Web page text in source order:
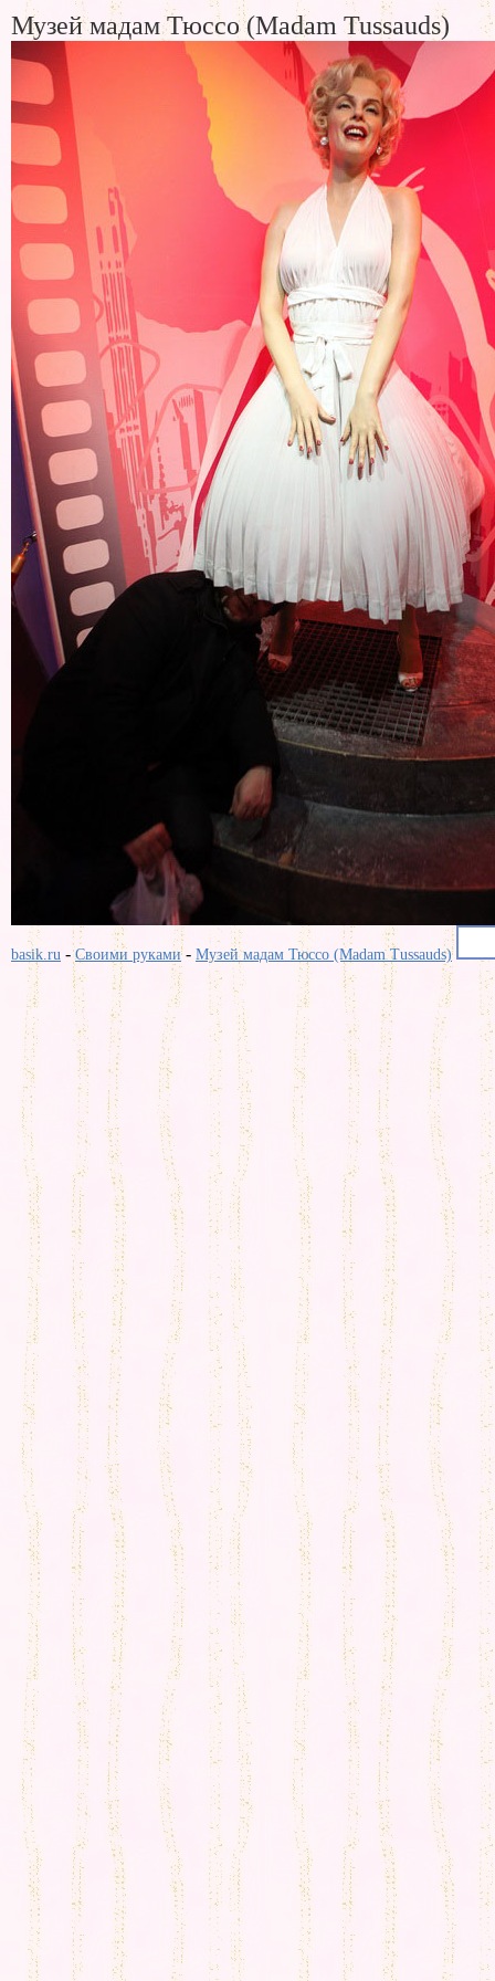
Музей мадам Тюссо (Madam Tussauds)
basik.ru -Своими руками- Музей мадам Тюссо (Madam Tussauds)